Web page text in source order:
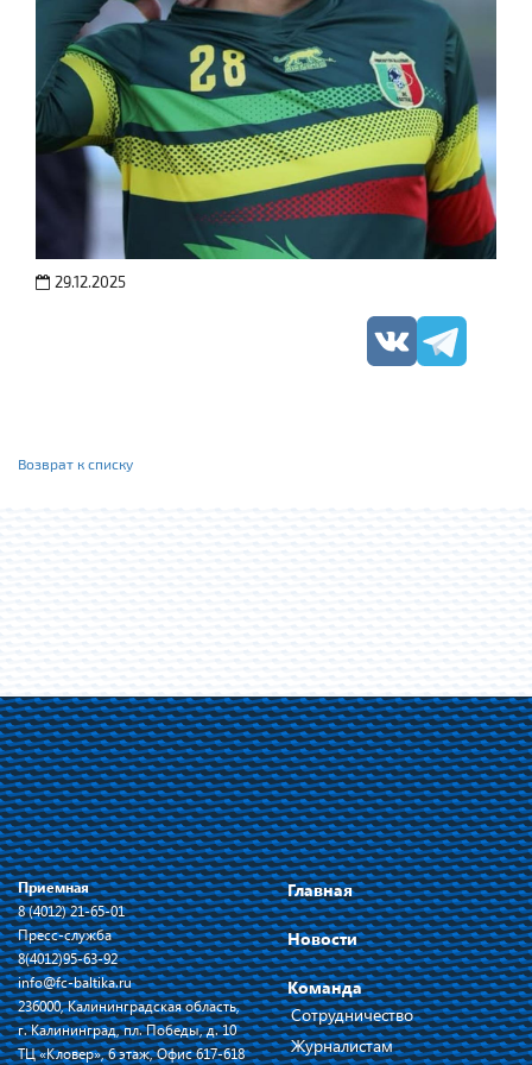
29.12.2025
Возврат к списку
Приемная
8 (4012) 21-65-01
Пресс-служба
8(4012)95-63-92
info@fc-baltika.ru
236000, Калининградская область,
г. Калининград, пл. Победы, д. 10
ТЦ «Кловер», 6 этаж, Офис 617-618
Главная
Новости
Команда
Сотрудничество
Журналистам